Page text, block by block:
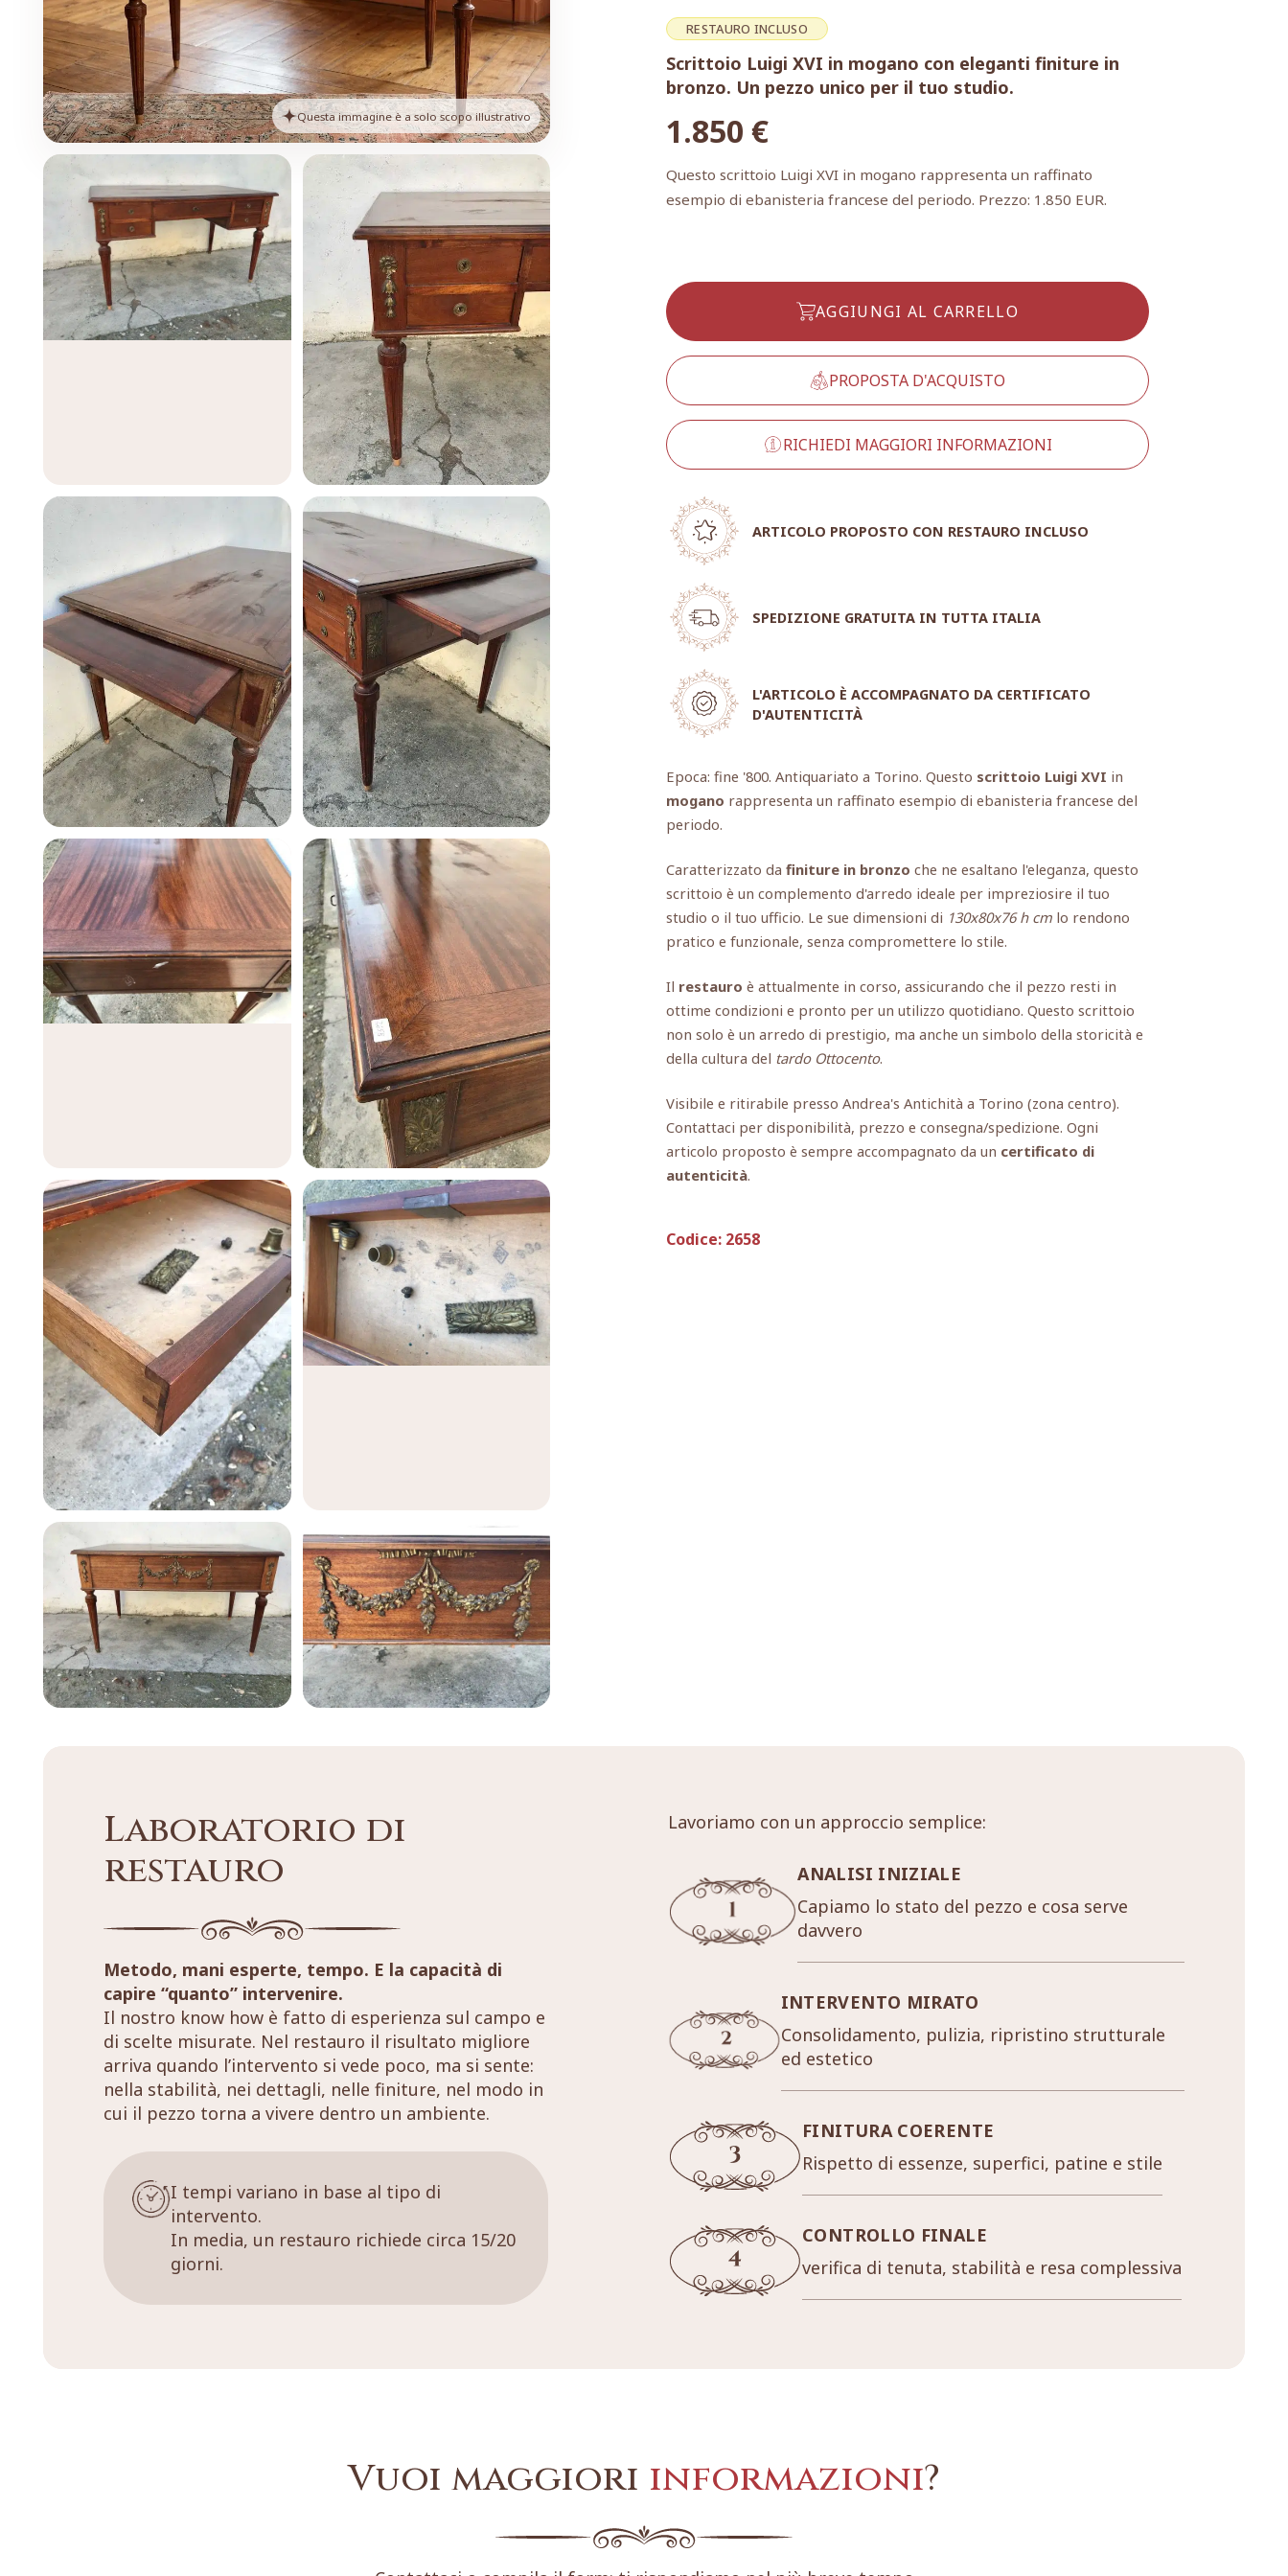
Questa immagine è a solo scopo illustrativo
RESTAURO INCLUSO
Scrittoio Luigi XVI in mogano con eleganti finiture in
bronzo. Un pezzo unico per il tuo studio.
1.850 €
Questo scrittoio Luigi XVI in mogano rappresenta un raffinato
esempio di ebanisteria francese del periodo. Prezzo: 1.850 EUR.
AGGIUNGI AL CARRELLO
PROPOSTA D'ACQUISTO
RICHIEDI MAGGIORI INFORMAZIONI
ARTICOLO PROPOSTO CON RESTAURO INCLUSO
SPEDIZIONE GRATUITA IN TUTTA ITALIA
L'ARTICOLO È ACCOMPAGNATO DA CERTIFICATO
D'AUTENTICITÀ
Epoca: fine '800. Antiquariato a Torino. Questo scrittoio Luigi XVI in
mogano rappresenta un raffinato esempio di ebanisteria francese del
periodo.
Caratterizzato da finiture in bronzo che ne esaltano l'eleganza, questo
scrittoio è un complemento d'arredo ideale per impreziosire il tuo
studio o il tuo ufficio. Le sue dimensioni di 130x80x76 h cm lo rendono
pratico e funzionale, senza compromettere lo stile.
Il restauro è attualmente in corso, assicurando che il pezzo resti in
ottime condizioni e pronto per un utilizzo quotidiano. Questo scrittoio
non solo è un arredo di prestigio, ma anche un simbolo della storicità e
della cultura del tardo Ottocento.
Visibile e ritirabile presso Andrea's Antichità a Torino (zona centro).
Contattaci per disponibilità, prezzo e consegna/spedizione. Ogni
articolo proposto è sempre accompagnato da un certificato di
autenticità.
Codice: 2658
Laboratorio di
restauro
Metodo, mani esperte, tempo. E la capacità di
capire “quanto” intervenire.
Il nostro know how è fatto di esperienza sul campo e
di scelte misurate. Nel restauro il risultato migliore
arriva quando l’intervento si vede poco, ma si sente:
nella stabilità, nei dettagli, nelle finiture, nel modo in
cui il pezzo torna a vivere dentro un ambiente.
I tempi variano in base al tipo di
intervento.
In media, un restauro richiede circa 15/20
giorni.
Lavoriamo con un approccio semplice:
ANALISI INIZIALE
Capiamo lo stato del pezzo e cosa serve
davvero
INTERVENTO MIRATO
Consolidamento, pulizia, ripristino strutturale
ed estetico
FINITURA COERENTE
Rispetto di essenze, superfici, patine e stile
CONTROLLO FINALE
verifica di tenuta, stabilità e resa complessiva
Vuoi maggiori informazioni?